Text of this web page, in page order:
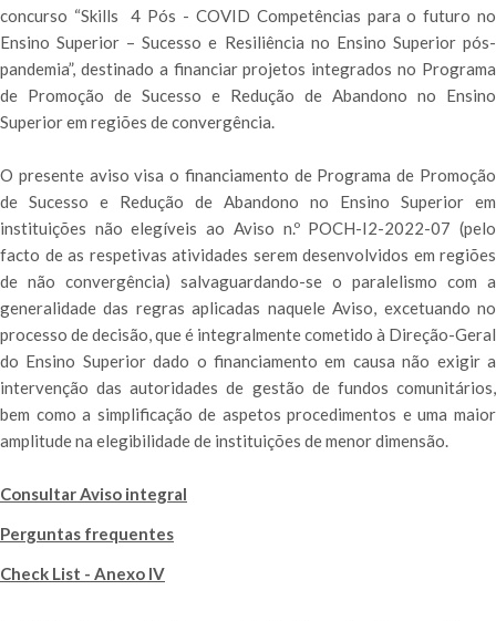
concurso “Skills 4 Pós - COVID Competências para o futuro no
Ensino Superior – Sucesso e Resiliência no Ensino Superior pós-
pandemia”, destinado a financiar projetos integrados no Programa
de Promoção de Sucesso e Redução de Abandono no Ensino
Superior em regiões de convergência.
O presente aviso visa o financiamento de Programa de Promoção
de Sucesso e Redução de Abandono no Ensino Superior em
instituições não elegíveis ao Aviso n.º POCH-I2-2022-07 (pelo
facto de as respetivas atividades serem desenvolvidos em regiões
de não convergência) salvaguardando-se o paralelismo com a
generalidade das regras aplicadas naquele Aviso, excetuando no
processo de decisão, que é integralmente cometido à Direção-Geral
do Ensino Superior dado o financiamento em causa não exigir a
intervenção das autoridades de gestão de fundos comunitários,
bem como a simplificação de aspetos procedimentos e uma maior
amplitude na elegibilidade de instituições de menor dimensão.
Consultar Aviso integral
Perguntas frequentes
Check List - Anexo IV